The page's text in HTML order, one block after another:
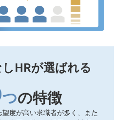
HRが選ばれる
つの特徴
度が高い求職者が多く、また